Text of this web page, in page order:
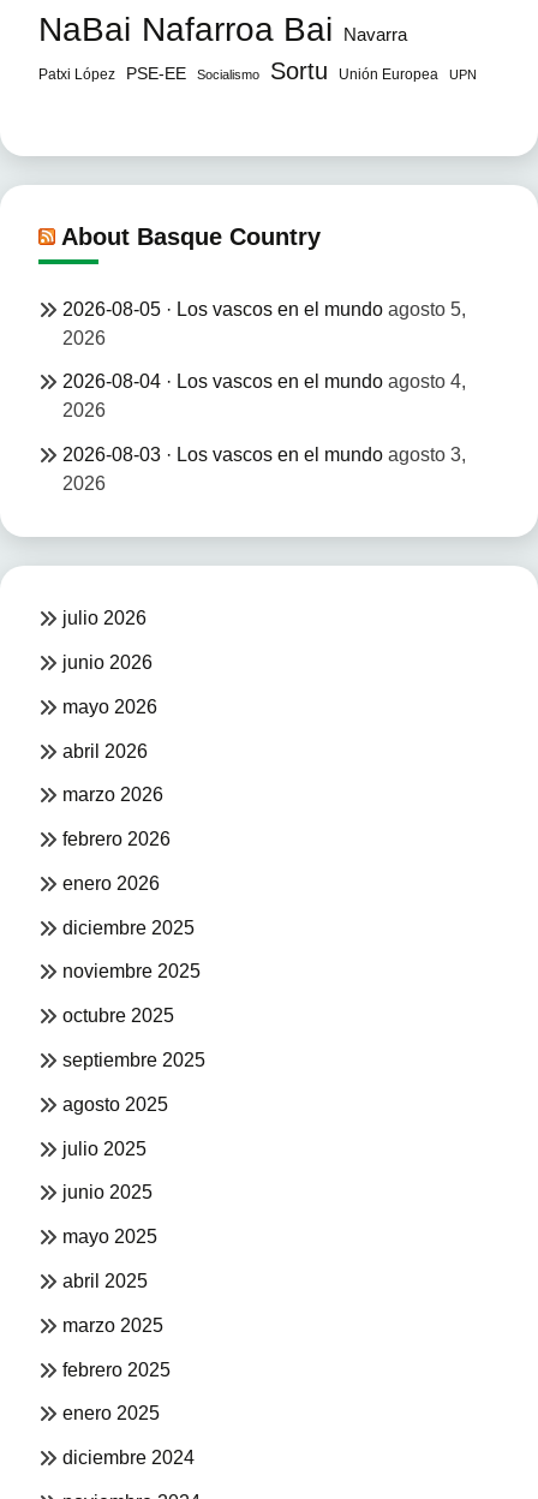
NaBai Nafarroa Bai Navarra
Patxi López PSE-EE Socialismo Sortu Unión Europea UPN
About Basque Country
2026-08-05 · Los vascos en el mundo agosto 5,
2026
2026-08-04 · Los vascos en el mundo agosto 4,
2026
2026-08-03 · Los vascos en el mundo agosto 3,
2026
julio 2026
junio 2026
mayo 2026
abril 2026
marzo 2026
febrero 2026
enero 2026
diciembre 2025
noviembre 2025
octubre 2025
septiembre 2025
agosto 2025
julio 2025
junio 2025
mayo 2025
abril 2025
marzo 2025
febrero 2025
enero 2025
diciembre 2024